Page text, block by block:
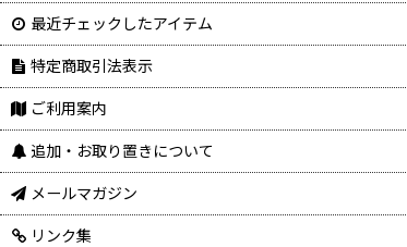
最近チェックしたアイテム
特定商取引法表示
ご利用案内
追加・お取り置きについて
メールマガジン
リンク集